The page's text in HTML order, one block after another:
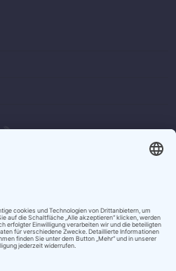
10:00 - 18:00 Uhr
Feiertag 10:00 - 15:00 Uhr